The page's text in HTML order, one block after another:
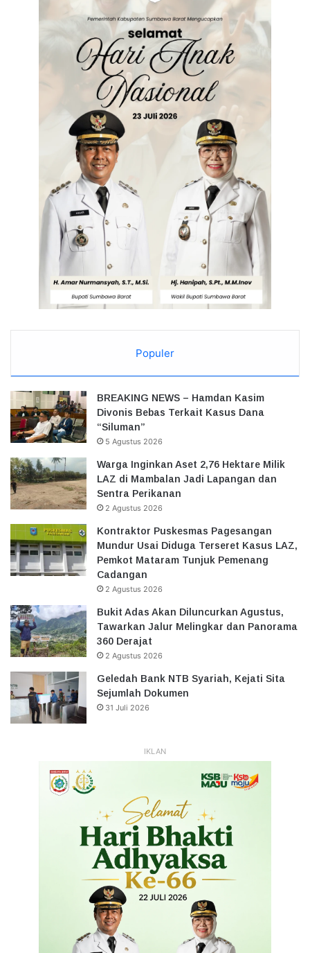
Populer
BREAKING NEWS – Hamdan Kasim
Divonis Bebas Terkait Kasus Dana
“Siluman”
5 Agustus 2026
Warga Inginkan Aset 2,76 Hektare Milik
LAZ di Mambalan Jadi Lapangan dan
Sentra Perikanan
2 Agustus 2026
Kontraktor Puskesmas Pagesangan
Mundur Usai Diduga Terseret Kasus LAZ,
Pemkot Mataram Tunjuk Pemenang
Cadangan
2 Agustus 2026
Bukit Adas Akan Diluncurkan Agustus,
Tawarkan Jalur Melingkar dan Panorama
360 Derajat
2 Agustus 2026
Geledah Bank NTB Syariah, Kejati Sita
Sejumlah Dokumen
31 Juli 2026
IKLAN